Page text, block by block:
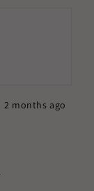
2 months ago